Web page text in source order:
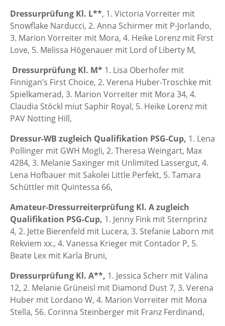
Dressurprüfung Kl. L**, 1. Victoria Vorreiter mit
Snowflake Narducci, 2. Anna Schirmer mit P-Jorlando,
3. Marion Vorreiter mit Mora, 4. Heike Lorenz mit First
Love, 5. Melissa Högenauer mit Lord of Liberty M,
Dressurprüfung Kl. M* 1. Lisa Oberhofer mit
Finnigan’s First Choice, 2. Verena Huber-Troschke mit
Spielkamerad, 3. Marion Vorreiter mit Mora 34, 4.
Claudia Stöckl miut Saphir Royal, 5. Heike Lorenz mit
PAV Notting Hill,
Dressur-WB zugleich Qualifikation PSG-Cup, 1. Lena
Pollinger mit GWH Mogli, 2. Theresa Weingart, Max
4284, 3. Melanie Saxinger mit Unlimited Lassergut, 4.
Lena Hofbauer mit Sakolei Little Perfekt, 5. Tamara
Schüttler mit Quintessa 66,
Amateur-Dressurreiterprüfung Kl. A zugleich
Qualifikation PSG-Cup, 1. Jenny Fink mit Sternprinz
4, 2. Jette Bierenfeld mit Lucera, 3. Stefanie Laborn mit
Rekviem xx., 4. Vanessa Krieger mit Contador P, 5.
Beate Lex mit Karla Bruni,
Dressurprüfung Kl. A**, 1. Jessica Scherr mit Valina
12, 2. Melanie Grüneisl mit Diamond Dust 7, 3. Verena
Huber mit Lordano W, 4. Marion Vorreiter mit Mona
Stella, 56. Corinna Steinberger mit Franz Ferdinand,